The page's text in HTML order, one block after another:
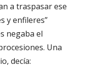
a traspasar ese
y enfileres”
negaba el
Una
decía: